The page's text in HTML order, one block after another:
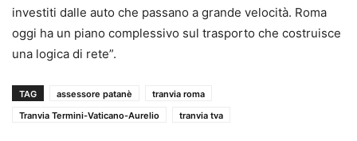
investiti dalle auto che passano a grande velocità. Roma
oggi ha un piano complessivo sul trasporto che costruisce
una logica di rete”.
TAG assessore patanè
tranvia roma
Tranvia Termini-Vaticano-Aurelio
tranvia tva